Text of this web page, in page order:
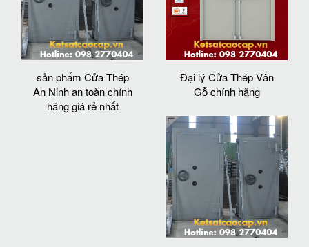
sản phẩm Cửa Thép
An Ninh an toàn chính
hãng giá rẻ nhất
Đại lý Cửa Thép Vân
Gỗ chính hãng